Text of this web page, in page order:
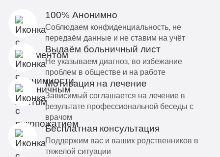
100% Анонимно
Соблюдаем конфиденциальность, не
передаём данные и не ставим на учёт
Выдаём больничный лист
Не указываем диагноз, во избежание
проблем в обществе и на работе
Мотивация на лечение
Зависимый соглашается на лечение в
результате профессиональной беседы с
врачом
Бесплатная консультация
Поддержим вас и ваших родственников в
тяжелой ситуации